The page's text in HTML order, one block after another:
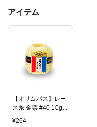
アイテム
【オリムパス】レー
ス糸 金票 #40 10g
巻 【C4-12】
¥264